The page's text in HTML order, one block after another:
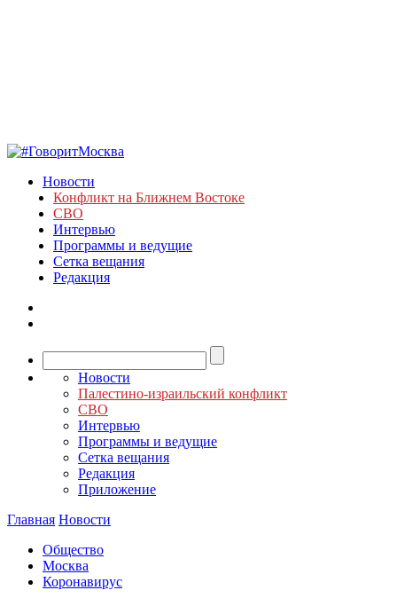
Новости
Конфликт на Ближнем Востоке
СВО
Интервью
Программы и ведущие
Сетка вещания
Редакция
Новости
Палестино-израильский конфликт
СВО
Интервью
Программы и ведущие
Сетка вещания
Редакция
Приложение
Главная Новости
Общество
Москва
Коронавирус